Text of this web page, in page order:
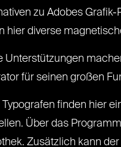
zu Adobes
hier diverse
Unterstützungen
für seinen großen
Typografen finden hier
Über das
Zusätzlich kann